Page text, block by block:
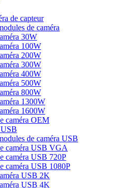
de capteur
de caméra
30W
100W
200W
300W
400W
500W
800W
1300W
1600W
caméra OEM
de caméra USB
caméra USB VGA
caméra USB 720P
caméra USB 1080P
USB 2K
USB 4K